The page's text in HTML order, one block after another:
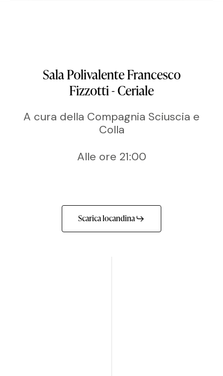
Sala Polivalente Francesco
Fizzotti - Ceriale
A cura della Compagnia Sciuscia e
Colla
Alle ore 21:00
Scarica locandina